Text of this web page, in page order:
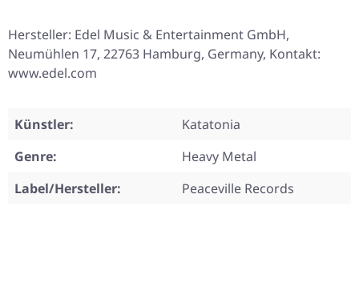
Hersteller: Edel Music & Entertainment GmbH,
Neumühlen 17, 22763 Hamburg, Germany, Kontakt:
www.edel.com
Künstler:
Katatonia
Genre:
Heavy Metal
Label/Hersteller:
Peaceville Records